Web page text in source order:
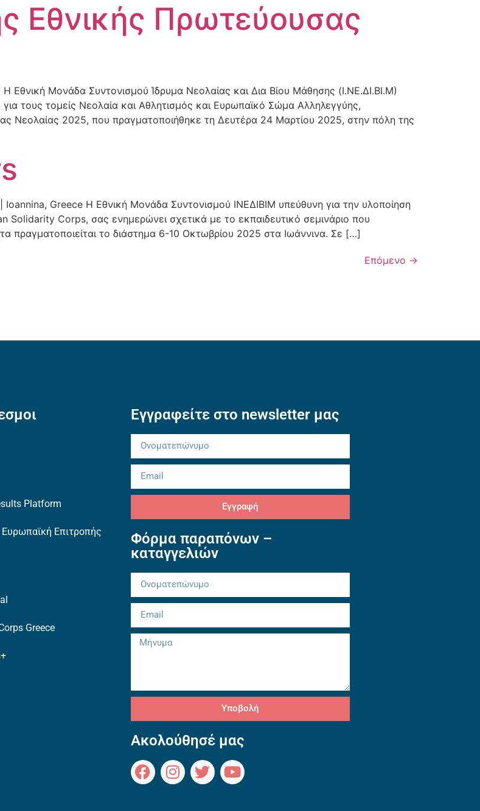
Εθνικής Πρωτεύουσας
Μονάδα Συντονισμού Ίδρυμα Νεολαίας και Δια Βίου Μάθησης (Ι.ΝΕ.ΔΙ.ΒΙ.Μ)
τους τομείς Νεολαία και Αθλητισμός και Ευρωπαϊκό Σώμα Αλληλεγγύης,
Νεολαίας 2025, που πραγματοποιήθηκε τη Δευτέρα 24 Μαρτίου 2025, στην πόλη της
Greece Η Εθνική Μονάδα Συντονισμού ΙΝΕΔΙΒΙΜ υπεύθυνη για την υλοποίηση
Corps, σας ενημερώνει σχετικά με το εκπαιδευτικό σεμινάριο που
πραγματοποιείται το διάστημα 6-10 Οκτωβρίου 2025 στα Ιωάννινα. Σε […]
Επόμενο →
Platform
Επιτροπής
Greece
Εγγραφείτε στο newsletter μας
Εγγραφή
Φόρμα παραπόνων –
καταγγελιών
Υποβολή
Ακολούθησέ μας